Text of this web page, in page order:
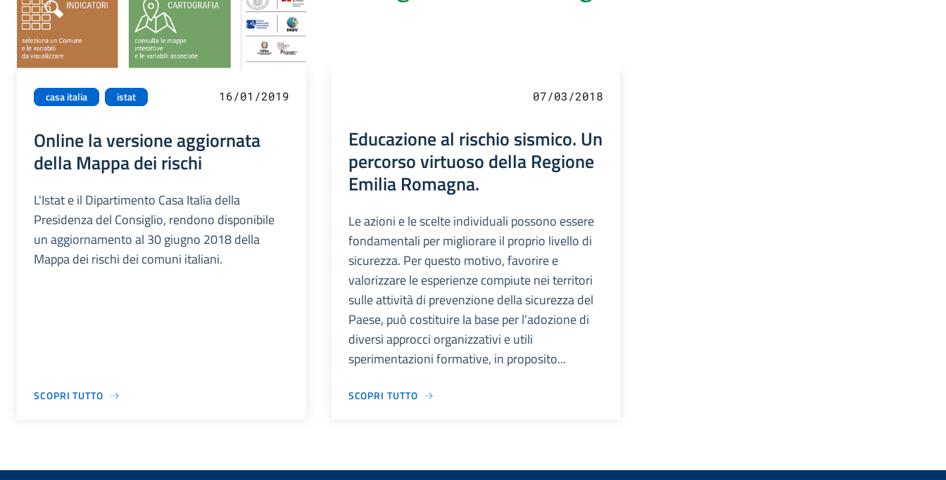
casa italia istat 16/01/2019
Online la versione aggiornata
della Mappa dei rischi
L'Istat e il Dipartimento Casa Italia della
Presidenza del Consiglio, rendono disponibile
un aggiornamento al 30 giugno 2018 della
Mappa dei rischi dei comuni italiani.
SCOPRI TUTTO
07/03/2018
Educazione al rischio sismico. Un
percorso virtuoso della Regione
Emilia Romagna.
Le azioni e le scelte individuali possono essere
fondamentali per migliorare il proprio livello di
sicurezza. Per questo motivo, favorire e
valorizzare le esperienze compiute nei territori
sulle attività di prevenzione della sicurezza del
Paese, può costituire la base per l’adozione di
diversi approcci organizzativi e utili
sperimentazioni formative, in proposito...
SCOPRI TUTTO